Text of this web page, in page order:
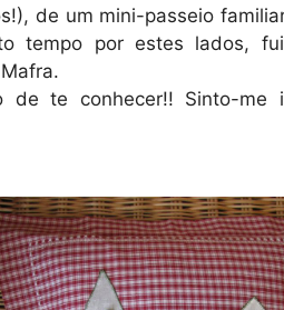
de um mini-passeio
tempo por estes lados,
de te conhecer!! Sinto-me